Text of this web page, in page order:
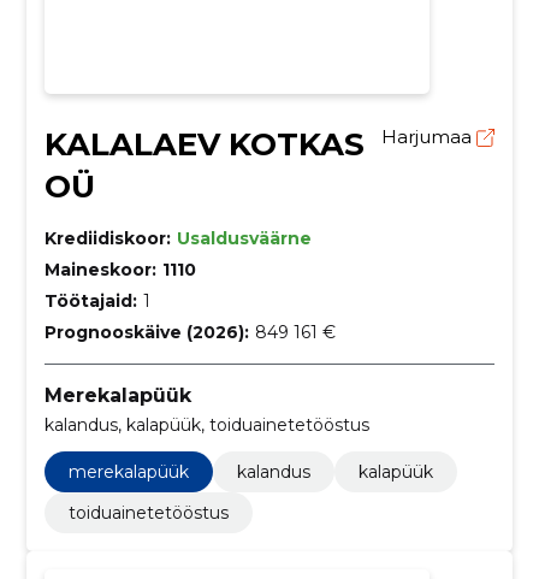
KALALAEV KOTKAS
OÜ
Harjumaa
Krediidiskoor: Usaldusväärne
Maineskoor: 1110
Töötajaid: 1
Prognooskäive (2026): 849 161 €
Merekalapüük
kalandus, kalapüük, toiduainetetööstus
merekalapüük kalandus
kalapüük
toiduainetetööstus